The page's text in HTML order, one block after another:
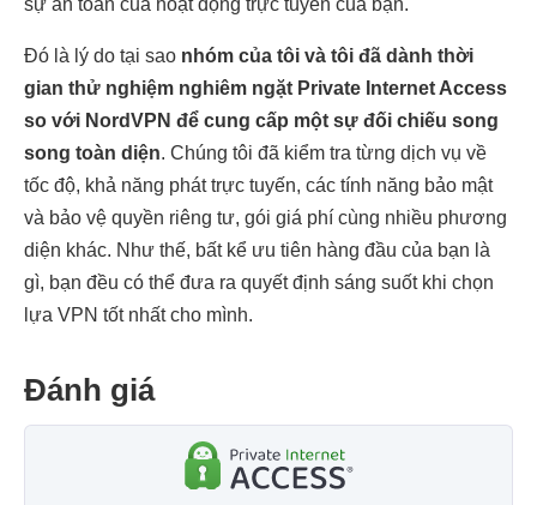
sự an toàn của hoạt động trực tuyến của bạn.
Đó là lý do tại sao nhóm của tôi và tôi đã dành thời
gian thử nghiệm nghiêm ngặt Private Internet Access
so với NordVPN để cung cấp một sự đối chiếu song
song toàn diện. Chúng tôi đã kiểm tra từng dịch vụ về
tốc độ, khả năng phát trực tuyến, các tính năng bảo mật
và bảo vệ quyền riêng tư, gói giá phí cùng nhiều phương
diện khác. Như thế, bất kể ưu tiên hàng đầu của bạn là
gì, bạn đều có thể đưa ra quyết định sáng suốt khi chọn
lựa VPN tốt nhất cho mình.
Đánh giá